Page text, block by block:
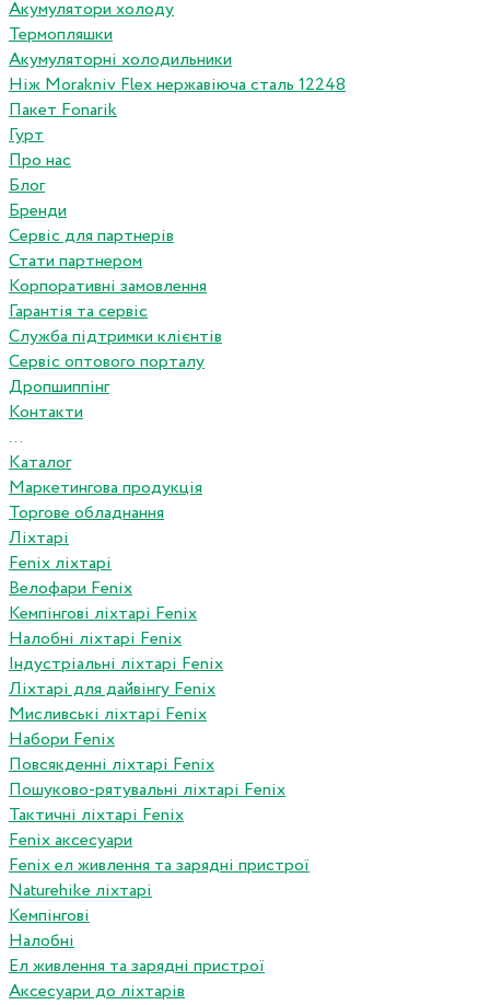
Акумулятори холоду
Термопляшки
Акумуляторні холодильники
Ніж Morakniv Flex нержавіюча сталь 12248
Пакет Fonarik
Гурт
Про нас
Блог
Бренди
Сервіс для партнерів
Стати партнером
Корпоративні замовлення
Гарантія та сервіс
Служба підтримки клієнтів
Сервіс оптового порталу
Дропшиппінг
Контакти
...
Каталог
Маркетингова продукція
Торгове обладнання
Ліхтарі
Fenix ліхтарі
Велофари Fenix
Кемпінгові ліхтарі Fenix
Налобні ліхтарі Fenix
Індустріальні ліхтарі Fenix
Ліхтарі для дайвінгу Fenix
Мисливські ліхтарі Fenix
Набори Fenix
Повсякденні ліхтарі Fenix
Пошуково-рятувальні ліхтарі Fenix
Тактичні ліхтарі Fenix
Fenix аксесуари
Fenix ел живлення та зарядні пристрої
Naturehike ліхтарі
Кемпінгові
Налобні
Ел живлення та зарядні пристрої
Аксесуари до ліхтарів